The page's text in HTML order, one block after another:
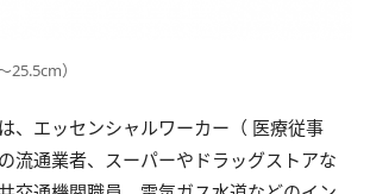
25.5cm）
、エッセンシャルワーカー（ 医療従事
流通業者、スーパーやドラッグストアな